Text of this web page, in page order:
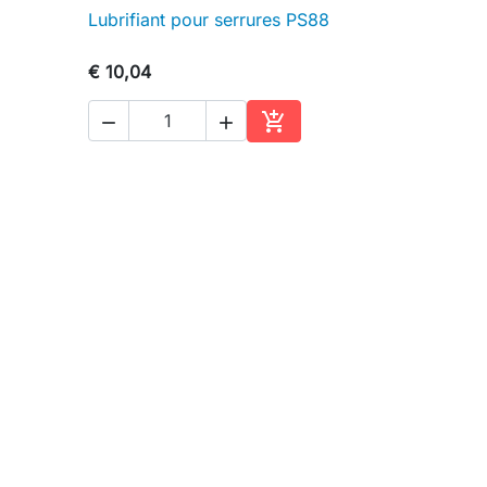
 Snel bekijken
Lubrifiant pour serrures PS88
€ 10,04
  
In winkelwagen